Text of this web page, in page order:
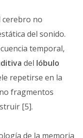
cerebro no
del sonido.
temporal,
del lóbulo
repetirse en la
fragmentos
[5].
de la memoria